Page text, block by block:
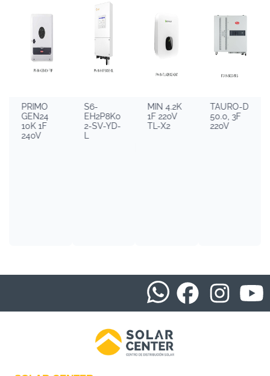
PRIMO
GEN24
10K 1F
240V
S6-
EH2P8K0
2-SV-YD-
L
MIN 4.2K
1F 220V
TL-X2
TAURO-D
50.0, 3F
220V